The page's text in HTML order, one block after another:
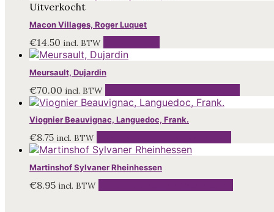
Uitverkocht
Macon Villages, Roger Luquet
€14.50 incl. BTW
Meursault, Dujardin
€70.00 incl. BTW
Viognier Beauvignac, Languedoc, Frank.
€8.75 incl. BTW
Martinshof Sylvaner Rheinhessen
€8.95 incl. BTW